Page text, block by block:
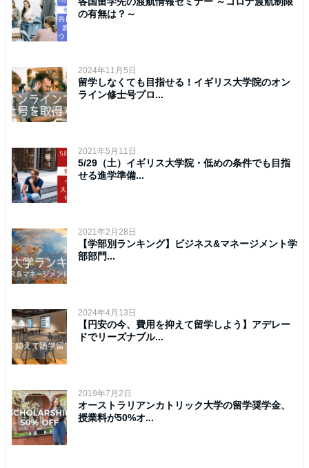
の有無は？～
2024年11月5日
留学しなくても目指せる！イギリス大学院のオン
ライン修士号プロ...
2021年5月11日
5/29（土）イギリス大学院・低めの条件でも目指
せる進学準備...
2021年2月28日
【学部別ランキング】ビジネス&マネージメント学
部部門...
2024年4月13日
【円安の今、費用を抑えて留学しよう】アデレー
ドでリーズナブル...
2019年7月2日
オーストラリアンカトリック大学の留学奨学金、
授業料が50%オ...